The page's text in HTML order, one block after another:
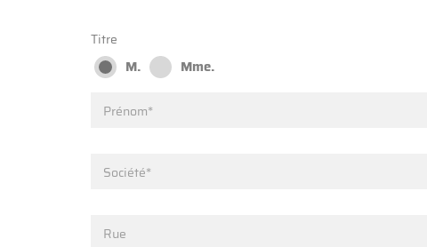
Titre
M. Mme.
Prénom*
Société*
Rue